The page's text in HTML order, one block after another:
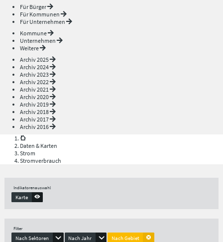
Für Bürger
Für Kommunen
Für Unternehmen
Kommune
Unternehmen
Weitere
Archiv 2025
Archiv 2024
Archiv 2023
Archiv 2022
Archiv 2021
Archiv 2020
Archiv 2019
Archiv 2018
Archiv 2017
Archiv 2016
Daten & Karten
Strom
Stromverbrauch
Indikatorenauswahl
Karte
Filter
Nach Sektoren Nach Jahr Nach Gebiet